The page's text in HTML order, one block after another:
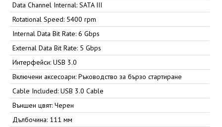
Data Channel Internal: SATA III
Rotational Speed: 5400 rpm
Internal Data Bit Rate: 6 Gbps
External Data Bit Rate: 5 Gbps
Интерфейси: USB 3.0
Включени аксесоари: Ръководство за бързо стартиране
Cable Included: USB 3.0 Cable
Външен цвят: Черен
Дълбочина: 111 мм